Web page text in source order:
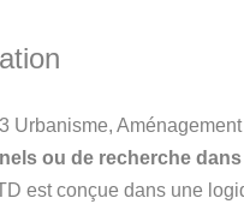
Urbanisme,
ou de recherche dans
est conçue dans une